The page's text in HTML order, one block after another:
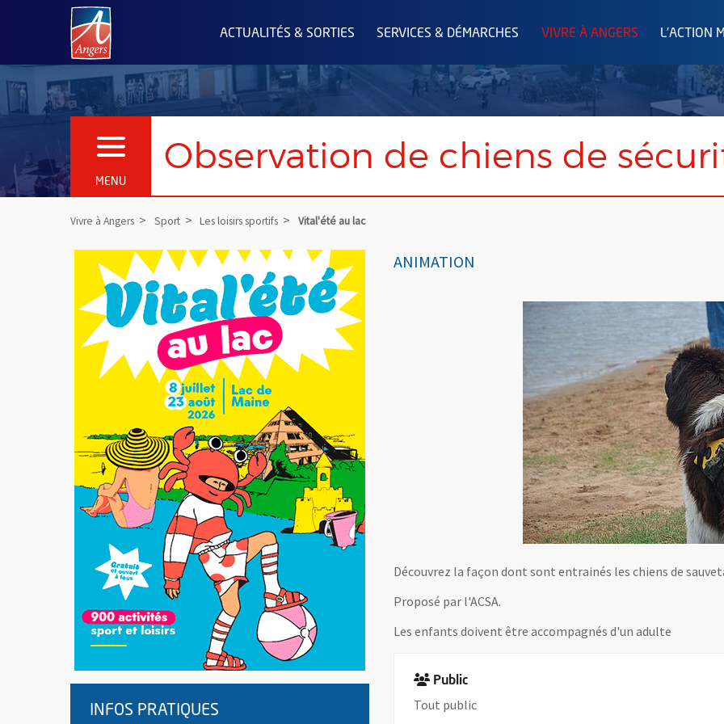
Angers.fr : Retour à l'accueil
ACTUALITÉS & SORTIES SERVICES & DÉMARCHES VIVRE À ANGERS L'ACTION
MENU
OUVRIR LE MENU Observation de chiens de
Vivre à Angers Sport Les loisirs sportifs Vital'été au lac
ANIMATION
Découvrez la façon dont sont entrainés les chiens de
Proposé par l'ACSA.
Les enfants doivent être accompagnés d'un adulte
Public
Tout public
INFOS PRATIQUES